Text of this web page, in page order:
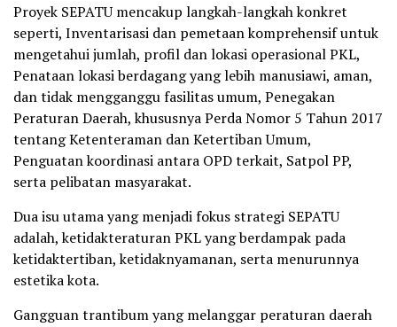
Proyek SEPATU mencakup langkah-langkah konkret
seperti, Inventarisasi dan pemetaan komprehensif untuk
mengetahui jumlah, profil dan lokasi operasional PKL,
Penataan lokasi berdagang yang lebih manusiawi, aman,
dan tidak mengganggu fasilitas umum, Penegakan
Peraturan Daerah, khususnya Perda Nomor 5 Tahun 2017
tentang Ketenteraman dan Ketertiban Umum,
Penguatan koordinasi antara OPD terkait, Satpol PP,
serta pelibatan masyarakat.
Dua isu utama yang menjadi fokus strategi SEPATU
adalah, ketidakteraturan PKL yang berdampak pada
ketidaktertiban, ketidaknyamanan, serta menurunnya
estetika kota.
Gangguan trantibum yang melanggar peraturan daerah